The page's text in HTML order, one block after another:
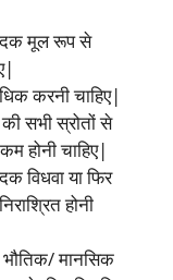
मूल रूप से
करनी चाहिए|
सभी स्रोतों से
होनी चाहिए|
विधवा या फिर
होनी
मानसिक